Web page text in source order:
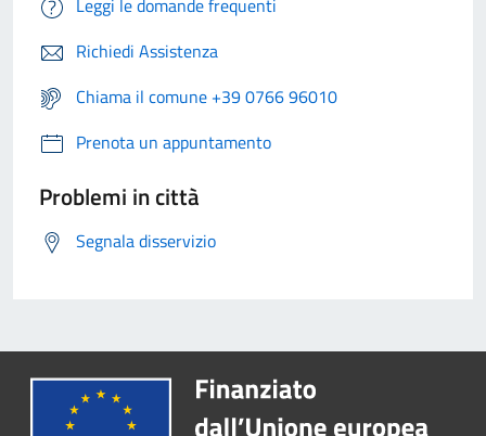
Leggi le domande frequenti
Richiedi Assistenza
Chiama il comune +39 0766 96010
Prenota un appuntamento
Problemi in città
Segnala disservizio